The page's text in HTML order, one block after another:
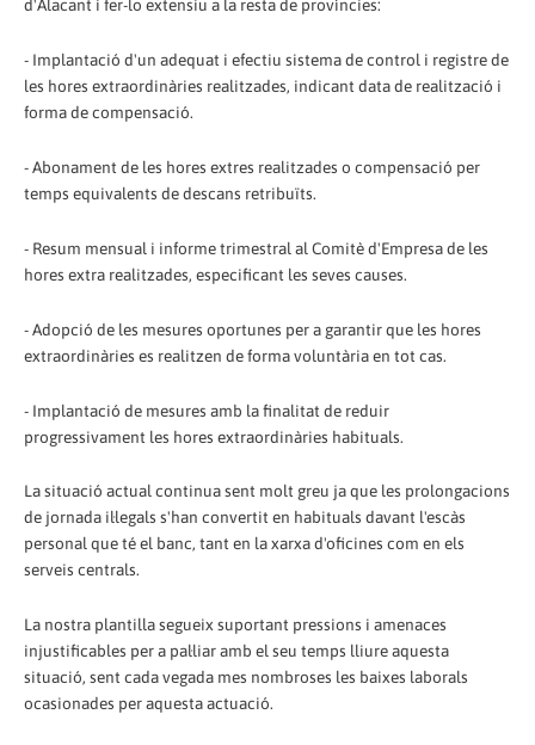
d'Alacant i fer-lo extensiu a la resta de províncies:
- Implantació d'un adequat i efectiu sistema de control i registre de
les hores extraordinàries realitzades, indicant data de realització i
forma de compensació.
- Abonament de les hores extres realitzades o compensació per
temps equivalents de descans retribuïts.
- Resum mensual i informe trimestral al Comitè d'Empresa de les
hores extra realitzades, especificant les seves causes.
- Adopció de les mesures oportunes per a garantir que les hores
extraordinàries es realitzen de forma voluntària en tot cas.
- Implantació de mesures amb la finalitat de reduir
progressivament les hores extraordinàries habituals.
La situació actual continua sent molt greu ja que les prolongacions
de jornada il·legals s'han convertit en habituals davant l'escàs
personal que té el banc, tant en la xarxa d'oficines com en els
serveis centrals.
La nostra plantilla segueix suportant pressions i amenaces
injustificables per a pal·liar amb el seu temps lliure aquesta
situació, sent cada vegada mes nombroses les baixes laborals
ocasionades per aquesta actuació.